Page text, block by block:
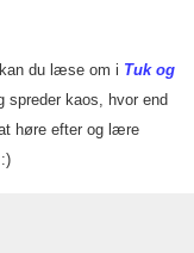
du læse om i Tuk og
spreder kaos, hvor end
høre efter og lære
:)